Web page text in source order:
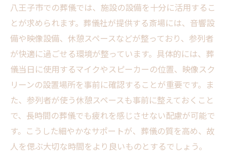
八王子市での葬儀では、施設の設備を十分に活用するこ
とが求められます。葬儀社が提供する斎場には、音響設
備や映像設備、休憩スペースなどが整っており、参列者
が快適に過ごせる環境が整っています。具体的には、葬
儀当日に使用するマイクやスピーカーの位置、映像スク
リーンの設置場所を事前に確認することが重要です。ま
た、参列者が使う休憩スペースも事前に整えておくこと
で、長時間の葬儀でも疲れを感じさせない配慮が可能で
す。こうした細やかなサポートが、葬儀の質を高め、故
人を偲ぶ大切な時間をより良いものとするでしょう。